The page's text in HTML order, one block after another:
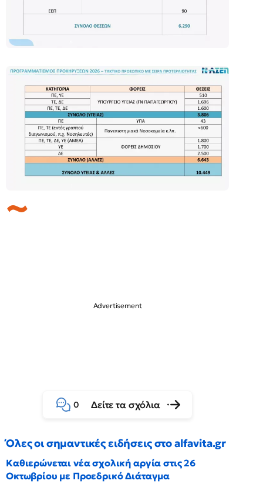
0 Δείτε τα σχόλια
Όλες οι σημαντικές ειδήσεις στο alfavita.gr
Καθιερώνεται νέα σχολική αργία στις 26
Οκτωβρίου με Προεδρικό Διάταγμα